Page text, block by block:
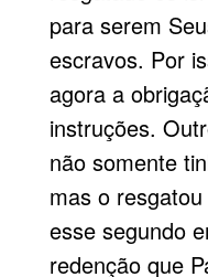
para serem
escravos. Por
agora a
instruções.
não somente
mas o
esse segundo
redenção que